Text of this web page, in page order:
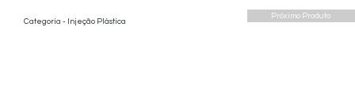
Categoria - Injeção Plástica
Próximo Produto